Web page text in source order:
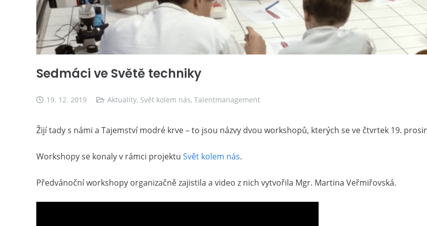
Sedmáci ve Světě techniky
19. 12. 2019 Aktuality, Svět kolem nás, Talentmanagement
Žijí tady s námi a Tajemství modré krve – to jsou názvy dvou workshopů, kterých se ve čtvrtek 19.
Workshopy se konaly v rámci projektu Svět kolem nás.
Předvánoční workshopy organizačně zajistila a video z nich vytvořila Mgr. Martina Veřmiřovská.